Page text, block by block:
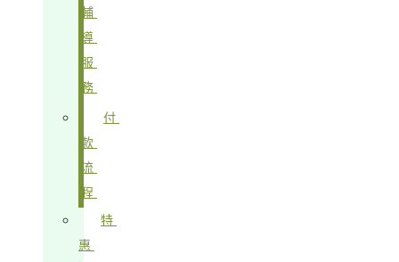
輔
導
服
務
付
款
流
程
特
惠